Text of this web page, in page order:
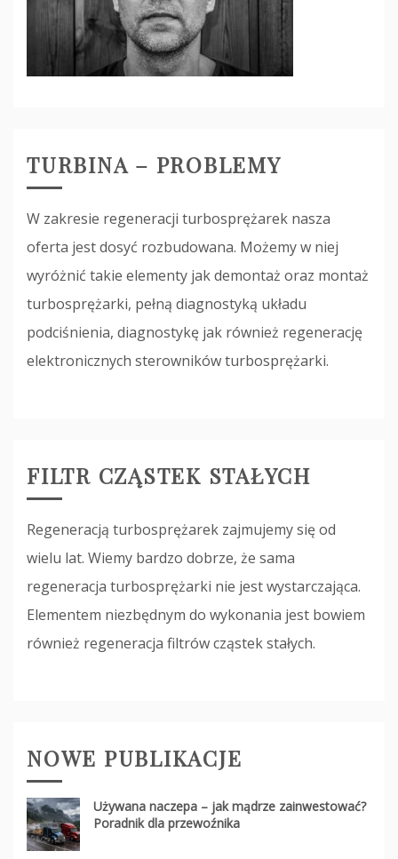
TURBINA – PROBLEMY
W zakresie regeneracji turbosprężarek nasza
oferta jest dosyć rozbudowana. Możemy w niej
wyróżnić takie elementy jak demontaż oraz montaż
turbosprężarki, pełną diagnostyką układu
podciśnienia, diagnostykę jak również regenerację
elektronicznych sterowników turbosprężarki.
FILTR CZĄSTEK STAŁYCH
Regeneracją turbosprężarek zajmujemy się od
wielu lat. Wiemy bardzo dobrze, że sama
regeneracja turbosprężarki nie jest wystarczająca.
Elementem niezbędnym do wykonania jest bowiem
również regeneracja filtrów cząstek stałych.
NOWE PUBLIKACJE
Używana naczepa – jak mądrze zainwestować?
Poradnik dla przewoźnika